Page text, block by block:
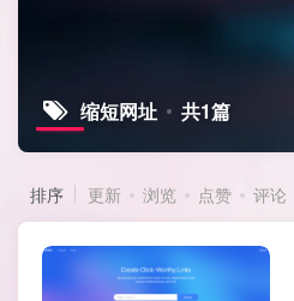
缩短网址 共1篇
排序 更新 浏览 点赞 评论